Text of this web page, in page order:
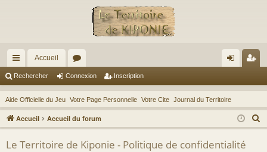
ac
co
ur
ci
s
Accueil
or
u
m
s
ne
xi
on
cri
pti
on
Rechercher Connexion Inscription
Aide Officielle du Jeu Votre Page Personnelle Votre Cite Journal du Territoire
Accueil Accueil du forum
e
Le Territoire de Kiponie - Politique de confidentialité